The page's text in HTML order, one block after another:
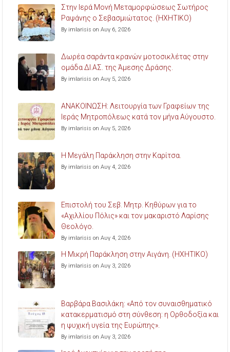
Στην Ιερά Μονή Μεταμορφώσεως Σωτήρος
Ραψάνης ο Σεβασμιώτατος. (ΗΧΗΤΙΚΟ)
By imlarisis on Αυγ 6, 2026
Δωρέα σαράντα κρανών μοτοσικλέτας στην
ομάδα ΔΙ.ΑΣ. της Άμεσης Δράσης.
By imlarisis on Αυγ 5, 2026
ΑΝΑΚΟΙΝΩΣΗ: Λειτουργία των Γραφείων της
Ιεράς Μητροπόλεως κατά τον μήνα Αύγουστο.
By imlarisis on Αυγ 5, 2026
Η Μεγάλη Παράκληση στην Καρίτσα.
By imlarisis on Αυγ 4, 2026
Επιστολή του Σεβ. Μητρ. Κηθύρων για το
«Αχιλλίου Πόλις» και τον μακαριστό Λαρίσης
Θεολόγο.
By imlarisis on Αυγ 4, 2026
Η Μικρή Παράκληση στην Αιγάνη. (ΗΧΗΤΙΚΟ)
By imlarisis on Αυγ 3, 2026
Βαρβάρα Βασιλάκη: «Από τον συναισθηματικό
κατακερματισμό στη σύνθεση: η Ορθοδοξία και
η ψυχική υγεία της Ευρώπης».
By imlarisis on Αυγ 3, 2026